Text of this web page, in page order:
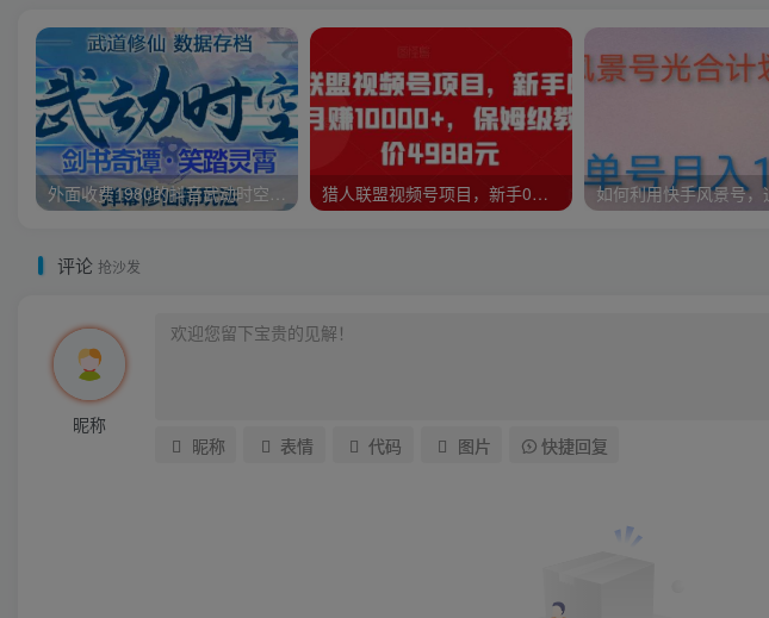
外面收费1980的抖音武动时空直播项目，无需真人出镜，实时互动直播【软件+详细教程】 猎人联盟视频号项目，新手0基础轻松月赚10000+，保姆级教程原价4988元
评论 抢沙发
昵称
昵称 表情 代码 图片 快捷回复